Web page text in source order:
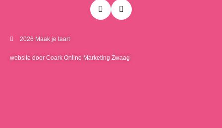
2026 Maak je taart
website door Coark Online Marketing Zwaag